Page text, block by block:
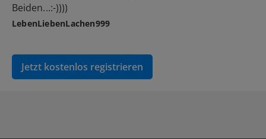
Beiden...:-))))
LebenLiebenLachen999
Jetzt kostenlos registrieren